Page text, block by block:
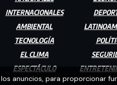
INTERNACIONALES
AMBIENTAL
TECNOLOGÍA
EL CLIMA
ESPECTÁCULO
anuncios, para proporcionar